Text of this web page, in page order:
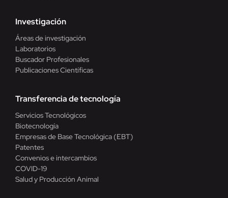
Investigación
Áreas de investigación
Laboratorios
Buscador Profesionales
Publicaciones Científicas
Transferencia de tecnología
Servicios Tecnológicos
Biotecnología
Empresas de Base Tecnológica (EBT)
Patentes
Convenios e intercambios
COVID-19
Salud y Producción Animal